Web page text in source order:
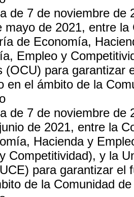
de 7 de noviembre de
mayo de 2021, entre
de Economía,
Empleo y
(OCU) para garantizar
en el ámbito de la
de 7 de noviembre de
de 2021, entre la
Hacienda y
Competitividad), y la
para garantizar el
de la Comunidad